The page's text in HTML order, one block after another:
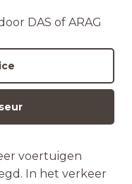
DAS of ARAG
voertuigen
In het verkeer